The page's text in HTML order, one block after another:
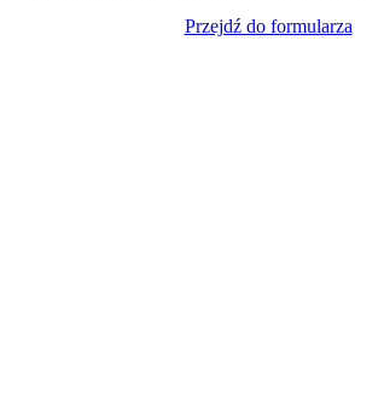
Przejdź do formularza